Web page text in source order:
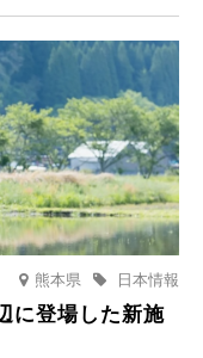
くさくらライトアップ」
熊本県 日本情報
に登場した新施